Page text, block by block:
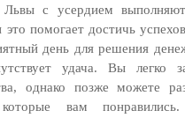
Львы с усердием выполняют
это помогает достичь
день для решения
удача. Вы легко
однако позже можете
вам